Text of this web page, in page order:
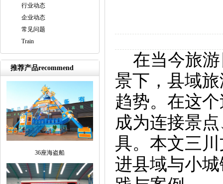
行业动态
企业动态
常见问题
Train
推荐产品recommend
36座海盗船
在当今旅游
景下，县域
趋势。在这
成为连接景
具。本文三
进县域与小